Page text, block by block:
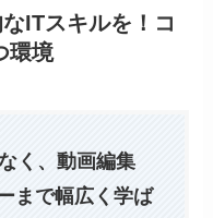
ITスキルを！コ
環境
く、動画編集
まで幅広く学ば